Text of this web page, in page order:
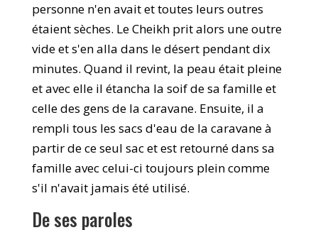
personne n'en avait et toutes leurs outres
étaient sèches. Le Cheikh prit alors une outre
vide et s'en alla dans le désert pendant dix
minutes. Quand il revint, la peau était pleine
et avec elle il étancha la soif de sa famille et
celle des gens de la caravane. Ensuite, il a
rempli tous les sacs d'eau de la caravane à
partir de ce seul sac et est retourné dans sa
famille avec celui-ci toujours plein comme
s'il n'avait jamais été utilisé.
De ses paroles